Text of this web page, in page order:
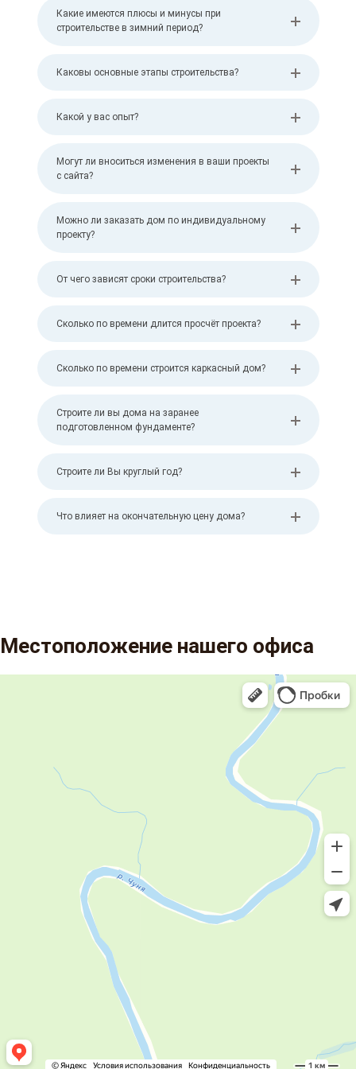
Какие имеются плюсы и минусы при
строительстве в зимний период?
Каковы основные этапы строительства?
Какой у вас опыт?
Могут ли вноситься изменения в ваши проекты
с сайта?
Можно ли заказать дом по индивидуальному
проекту?
От чего зависят сроки строительства?
Сколько по времени длится просчёт проекта?
Сколько по времени строится каркасный дом?
Строите ли вы дома на заранее
подготовленном фундаменте?
Строите ли Вы круглый год?
Что влияет на окончательную цену дома?
Местоположение нашего офиса